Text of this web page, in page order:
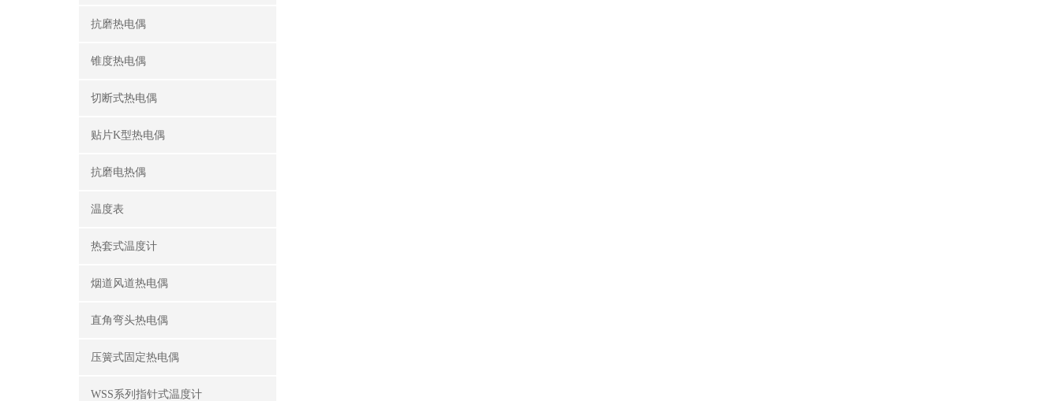
抗磨热电偶
锥度热电偶
切断式热电偶
贴片K型热电偶
抗磨电热偶
温度表
热套式温度计
烟道风道热电偶
直角弯头热电偶
压簧式固定热电偶
WSS系列指针式温度计